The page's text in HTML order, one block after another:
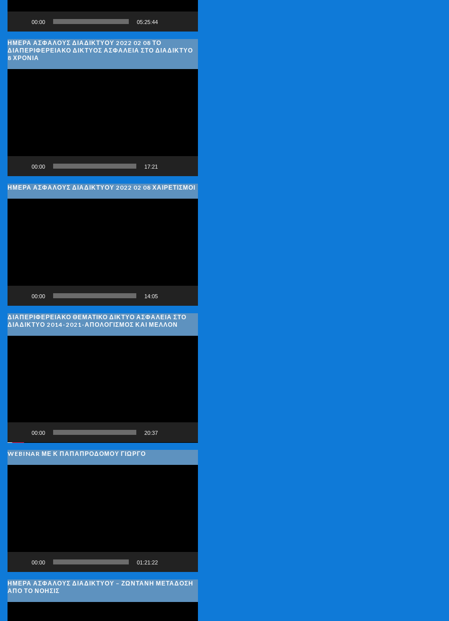
00:00 05:25:44
ΗΜΈΡΑ ΑΣΦΑΛΟΎΣ ΔΙΑΔΙΚΤΎΟΥ 2022 02 08 ΤΟ
ΔΙΑΠΕΡΙΦΕΡΕΙΑΚΌ ΔΊΚΤΥΟΣ ΑΣΦΆΛΕΙΑ ΣΤΟ ΔΙΑΔΊΚΤΥΟ
8 ΧΡΌΝΙΑ
00:00 17:21
ΗΜΈΡΑ ΑΣΦΑΛΟΎΣ ΔΙΑΔΙΚΤΎΟΥ 2022 02 08 ΧΑΙΡΕΤΙΣΜΟΊ
00:00 14:05
ΔΙΑΠΕΡΙΦΕΡΕΙΑΚΌ ΘΕΜΑΤΙΚΌ ΔΊΚΤΥΟ ΑΣΦΆΛΕΙΑ ΣΤΟ
ΔΙΑΔΊΚΤΥΟ 2014-2021-ΑΠΟΛΟΓΙΣΜΌΣ ΚΑΙ ΜΈΛΛΟΝ
00:00 20:37
WEBINAR ΜΕ Κ ΠΑΠΑΠΡΟΔΌΜΟΥ ΓΙΏΡΓΟ
00:00 01:21:22
ΗΜΈΡΑ ΑΣΦΑΛΟΎΣ ΔΙΑΔΙΚΤΎΟΥ – ΖΩΝΤΑΝΉ ΜΕΤΆΔΟΣΗ
ΑΠΌ ΤΟ ΝΟΗΣΙΣ